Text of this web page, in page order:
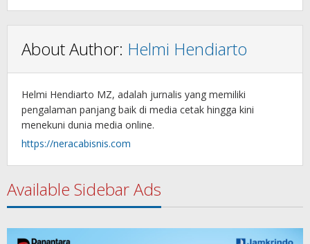
About Author: Helmi Hendiarto
Helmi Hendiarto MZ, adalah jurnalis yang memiliki
pengalaman panjang baik di media cetak hingga kini
menekuni dunia media online.
https://neracabisnis.com
Available Sidebar Ads